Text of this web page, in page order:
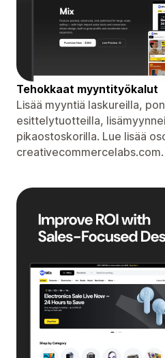
Tehokkaat myyntityökalut
Lisää myyntiä laskureilla,
esittelytuotteilla,
pikaostoskorilla. Lue lisää
creativecommercelabs.com.